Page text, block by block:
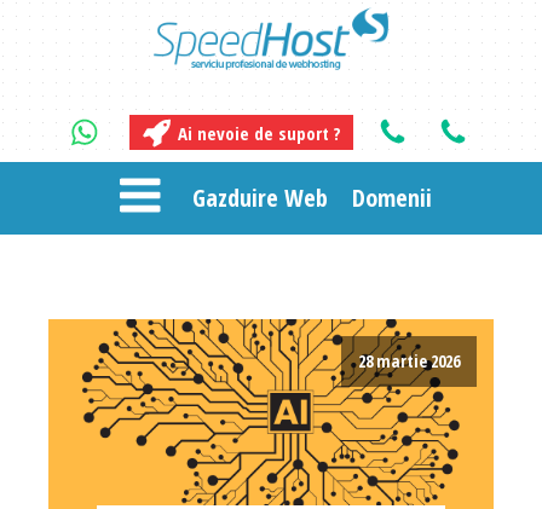
Ai nevoie de suport ?
Gazduire Web Domenii
28 martie 2026